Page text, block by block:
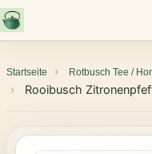
Startseite Rotbusch Tee /
Rooibusch